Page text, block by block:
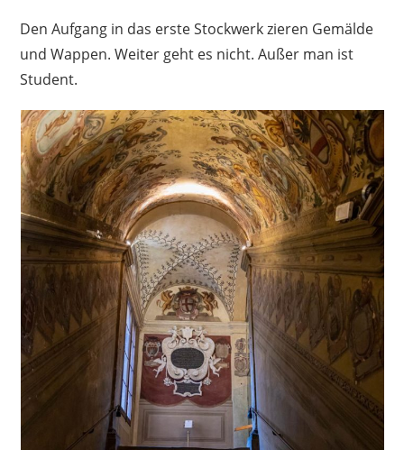
Den Aufgang in das erste Stockwerk zieren Gemälde
und Wappen. Weiter geht es nicht. Außer man ist
Student.